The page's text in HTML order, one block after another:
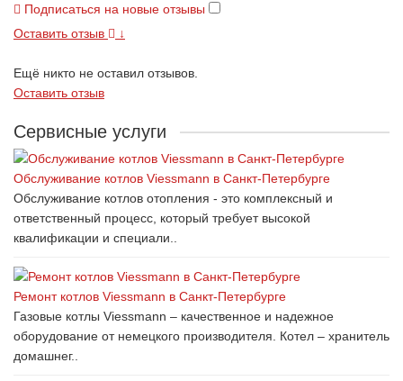
Подписаться на новые отзывы
Оставить отзыв
↓
Ещё никто не оставил отзывов.
Оставить отзыв
Сервисные услуги
Обслуживание котлов Viessmann в Санкт-Петербурге
Обслуживание котлов отопления - это комплексный и
ответственный процесс, который требует высокой
квалификации и специали..
Ремонт котлов Viessmann в Санкт-Петербурге
Газовые котлы Viessmann – качественное и надежное
оборудование от немецкого производителя. Котел – хранитель
домашнег..